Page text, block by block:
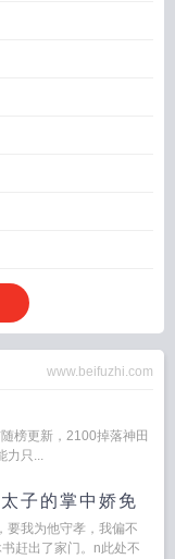
www.beifuzhi.com
榜更新，2100掉落神田
力只...
子的掌中娇免
要我为他守孝，我偏不
赶出了家门。n此处不